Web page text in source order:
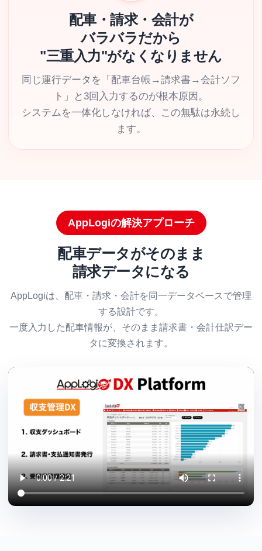
配車・請求・会計が
バラバラだから
"三重入力"がなくなりません
同じ運行データを「配車台帳→請求書→会計ソフ
ト」と3回入力するのが根本原因。
システムを一体化しなければ、この無駄は永続し
ます。
AppLogiの解決アプローチ
配車データがそのまま
請求データになる
AppLogiは、配車・請求・会計を同一データベースで管理
する設計です。
一度入力した配車情報が、そのまま請求書・会計仕訳デー
タに変換されます。